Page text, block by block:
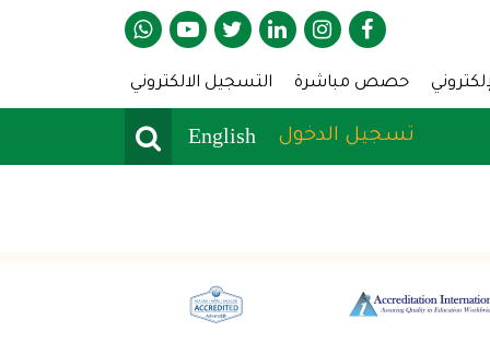
حصص مباشرة التسجيل الالكتروني
User Menu
تسجيل الدخول English
Search